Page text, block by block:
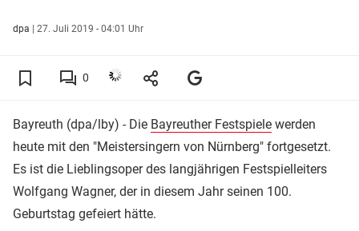
dpa | 27. Juli 2019 - 04:01 Uhr
0
Bayreuth (dpa/lby) - Die Bayreuther Festspiele werden
heute mit den "Meistersingern von Nürnberg" fortgesetzt.
Es ist die Lieblingsoper des langjährigen Festspielleiters
Wolfgang Wagner, der in diesem Jahr seinen 100.
Geburtstag gefeiert hätte.